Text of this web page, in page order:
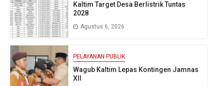
Kaltim Target Desa Berlistrik Tuntas
2028
Agustus 6, 2026
PELAYANAN PUBLIK
Wagub Kaltim Lepas Kontingen Jamnas
XII